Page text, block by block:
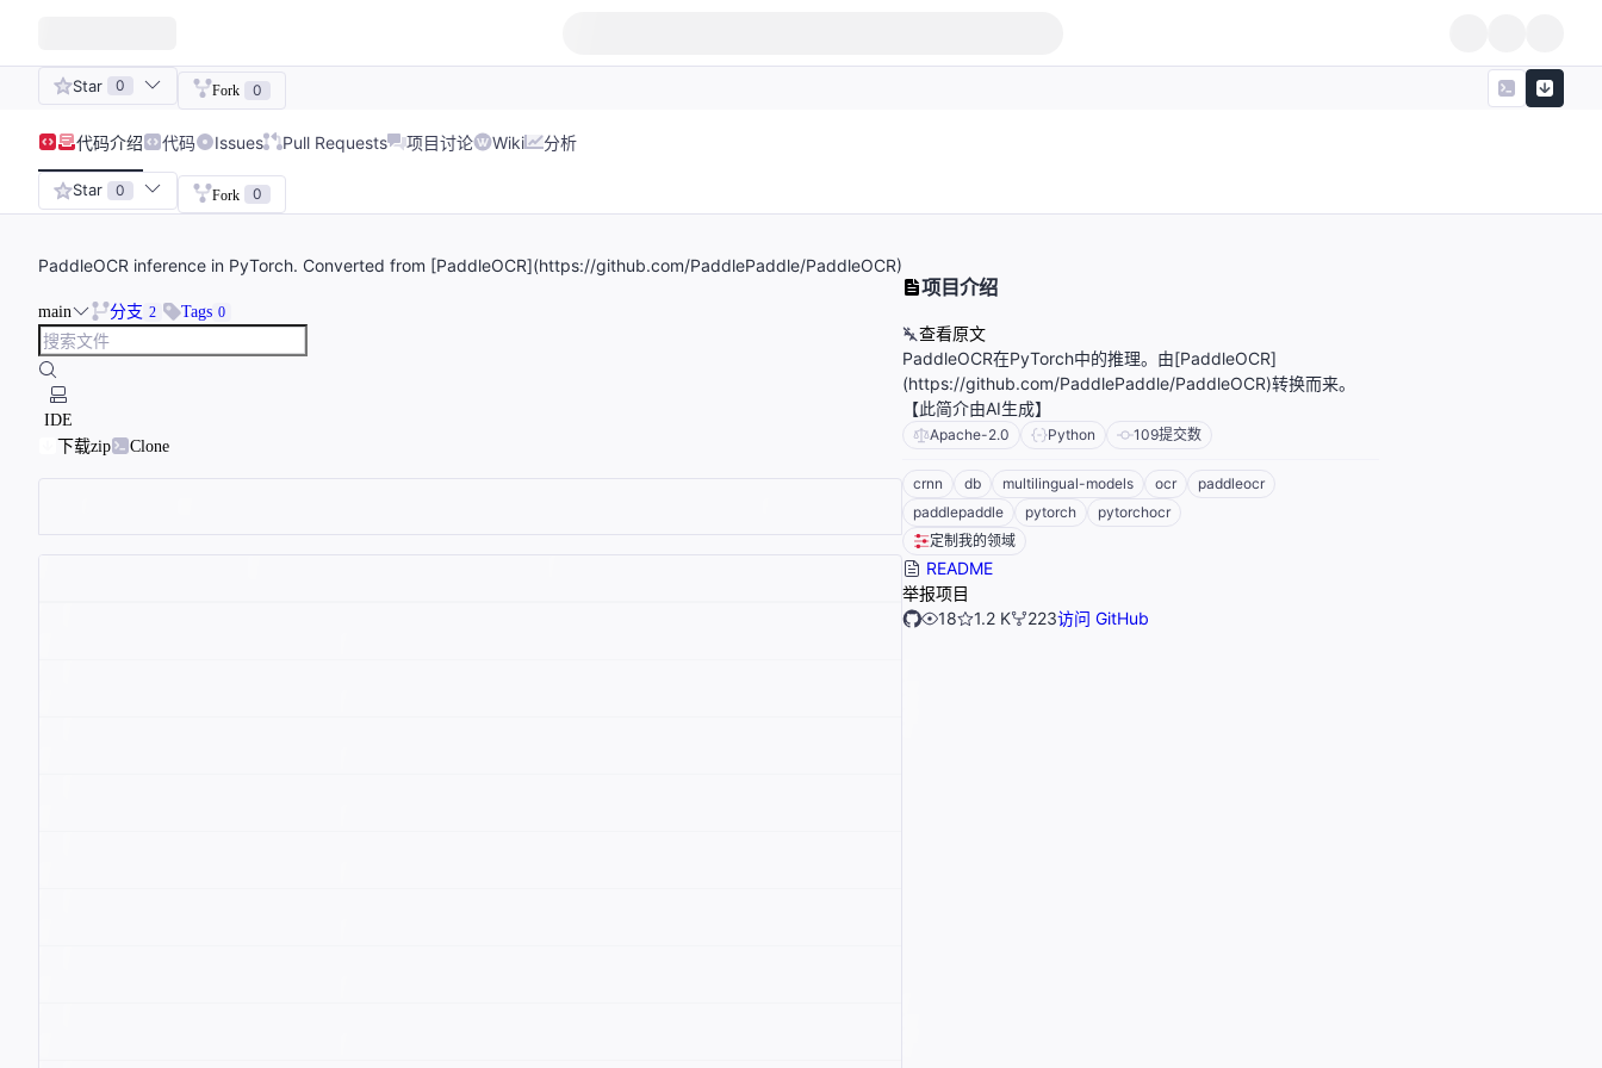
Star 0 Fork 0
代码介绍 代码 Issues Pull Requests 项目讨论 Wiki 分析
Star 0 Fork 0
PaddleOCR inference in PyTorch. Converted from [PaddleOCR](https://github.com/PaddlePaddle/PaddleOCR)
main 分支 2 Tags 0
IDE
下载zip
Clone
项目介绍
查看原文
PaddleOCR在PyTorch中的推理。由[PaddleOCR]
(https://github.com/PaddlePaddle/PaddleOCR)转换而来。
【此简介由AI生成】
Apache-2.0 Python 109提交数
crnn db multilingual-models ocr
paddleocr
paddlepaddle
pytorch
pytorchocr
定制我的领域
README
举报项目
18
1.2 K 223访问 GitHub